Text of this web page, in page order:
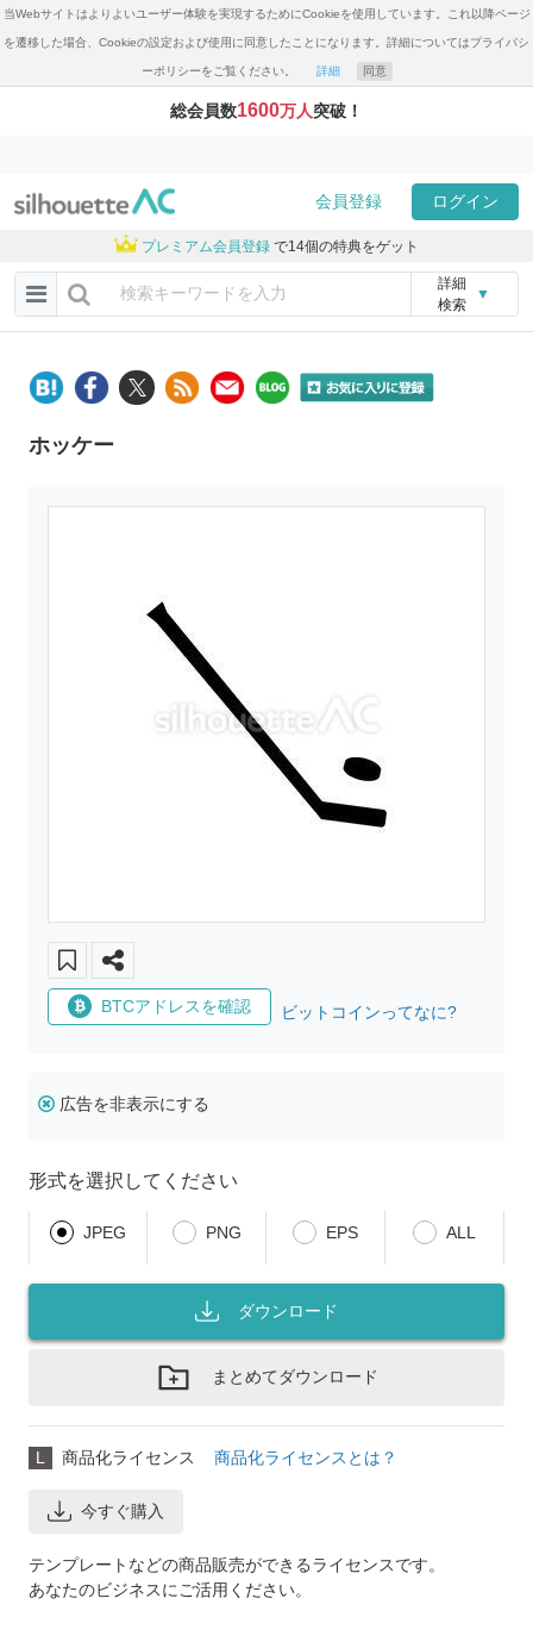
当Webサイトはよりよいユーザー体験を実現するためにCookieを使用しています。これ以降ページ
を遷移した場合、Cookieの設定および使用に同意したことになります。詳細についてはプライバシ
ーポリシーをご覧ください。 詳細 同意
総会員数1600万人突破！
会員登録 ログイン
プレミアム会員登録 で14個の特典をゲット
詳細
検索
▼
ホッケー
BTCアドレスを確認 ビットコインってなに?
広告を非表示にする
形式を選択してください
JPEG PNG EPS ALL
ダウンロード
まとめてダウンロード
L 商品化ライセンス 商品化ライセンスとは？
今すぐ購入
テンプレートなどの商品販売ができるライセンスです。
あなたのビジネスにご活用ください。